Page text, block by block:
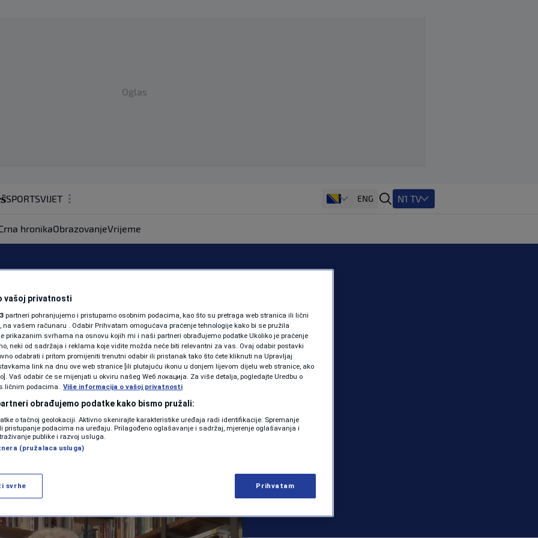
Oglas
SPORTSVIJET
ZDRAVLJE
SHOWBIZ
PODCAST
N1 SPECIJAL
FENOMENI
NEISTRAŽENO
VIRALNO
VIDEO
ENG N1 TV
hronikaObrazovanjeVrijeme
Politika
i
štetu Jevrejima
VIJESTI | 0 komentara
vašoj privatnosti
partneri pohranjujemo i pristupamo osobnim podacima, kao što su pretraga web stranica ili lični
na vašem računaru . Odabir Prihvatam omogućava praćenje tehnologije kako bi se pružila
prikazanim svrhama na osnovu kojih mi i naši partneri obrađujemo podatke Ukoliko je praćenje
neki od sadržaja i reklama koje vidite možda neće biti relevantni za vas. Ovaj odabir postavki
odabrati i pritom promijeniti trenutni odabir ili pristanak tako što ćete kliknuti na Upravljaj
link na dnu ove web stranice [ili plutajuću ikonu u donjem lijevom dijelu web stranice, ako
Vaš odabir će se mijenjati u okviru našeg Wеб локација. Za više detalja, pogledajte Uredbu o
ličnim podacima. Više informacija o vašoj privatnosti
obrađujemo podatke kako bismo pružali:
o tačnoj geolokaciji. Aktivno skenirajte karakteristike uređaja radi identifikacije. Spremanje
pristupanje podacima na uređaju. Prilagođeno oglašavanje i sadržaj, mjerenje oglašavanja i
publike i razvoj usluga.
(pružalaca usluga)
svrhe Prihvatam